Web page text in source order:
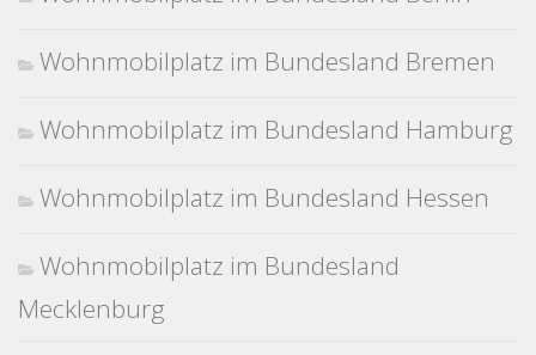
Wohnmobilplatz im Bundesland Bremen
Wohnmobilplatz im Bundesland Hamburg
Wohnmobilplatz im Bundesland Hessen
Wohnmobilplatz im Bundesland
Mecklenburg